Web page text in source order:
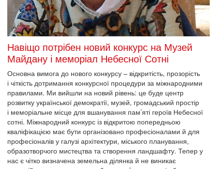
Навіщо потрібен новий конкурс на Музей
Майдану і меморіал Небесної Сотні
Основна вимога до нового конкурсу – відкритість, прозорість
і чіткість дотримання конкурсної процедури за міжнародними
правилами. Ми вийшли на новий рівень: це буде центр
розвитку української демократії, музей, громадський простір
і меморіальне місце для вшанування пам’яті героїв Небесної
сотні. Міжнародний конкурс із відкритою попередньою
кваліфікацією має бути організовано професіоналами й для
професіоналів у галузі архітектури, міського планування,
образотворчого мистецтва та створення ландшафту. Тепер у
нас є чітко визначена земельна ділянка й не виникає